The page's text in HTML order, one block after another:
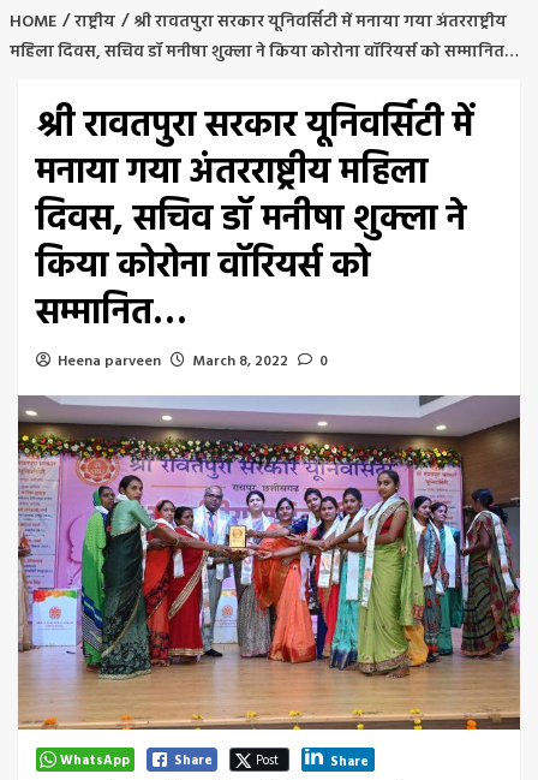
HOME राष्ट्रीय
श्री रावतपुरा सरकार यूनिवर्सिटी में मनाया गया अंतरराष्ट्रीय
महिला दिवस, सचिव डॉ मनीषा शुक्ला ने किया कोरोना वॉरियर्स को सम्मानित…
श्री रावतपुरा सरकार यूनिवर्सिटी में
मनाया गया अंतरराष्ट्रीय महिला
दिवस, सचिव डॉ मनीषा शुक्ला ने
किया कोरोना वॉरियर्स को
सम्मानित…
Heena parveen March 8, 2022 0
WhatsApp Share Post Share